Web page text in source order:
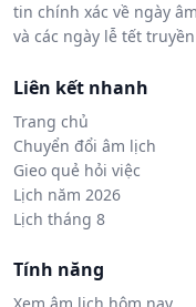
tin chính xác về ngày
và các ngày lễ tết
Liên kết nhanh
Trang chủ
Chuyển đổi âm lịch
Gieo quẻ hỏi việc
Lịch năm 2026
Lịch tháng 8
Tính năng